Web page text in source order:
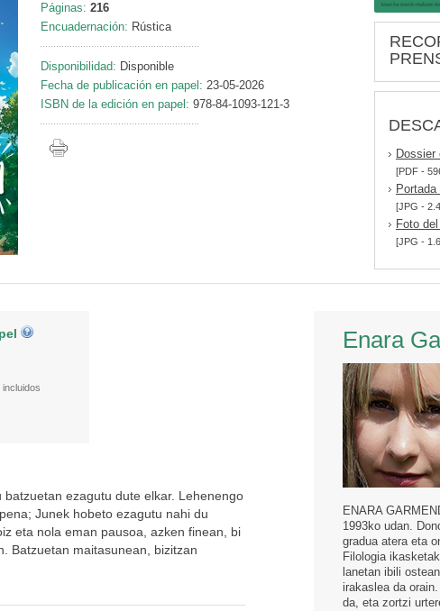
Páginas: 216
Encuadernación: Rústica
Disponibilidad: Disponible
Fecha de publicación en papel: 23-05-2026
ISBN de la edición en papel: 978-84-1093-121-3
Dossier
[PDF -
[JPG -
Foto
[JPG -
incluidos
ezagutu dute elkar. Lehenengo
Junek hobeto ezagutu nahi du
eta nola eman pausoa, azken finean, bi
Batzuetan maitasunean, bizitzan
Enara
ENARA
1993ko udan.
gradua atera eta
Filologia
lanetan ibili
irakaslea da
da, eta zortzi